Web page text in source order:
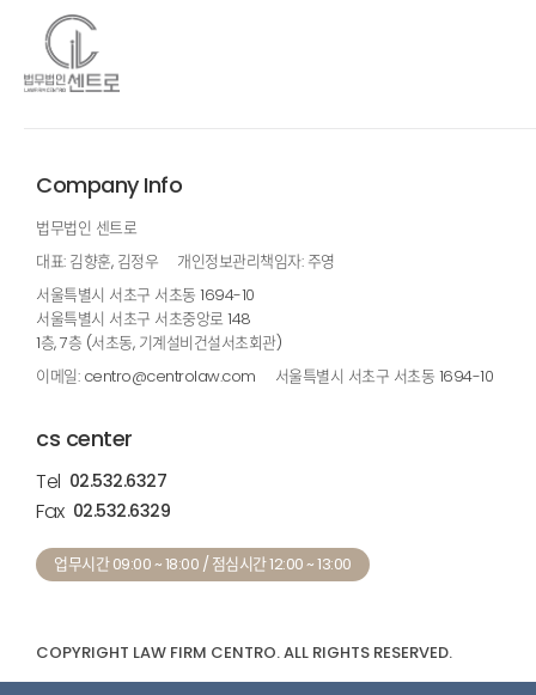
Company Info
법무법인 센트로
대표: 김향훈, 김정우
개인정보관리책임자: 주영
서울특별시 서초구 서초동 1694-10
서울특별시 서초구 서초중앙로 148
1층, 7층 (서초동, 기계설비건설서초회관)
이메일: centro@centrolaw.com
서울특별시 서초구 서초동 1694-10
cs center
Tel 02.532.6327
Fax 02.532.6329
업무시간 09:00 ~ 18:00 / 점심시간 12:00 ~ 13:00
COPYRIGHT LAW FIRM CENTRO. ALL RIGHTS RESERVED.